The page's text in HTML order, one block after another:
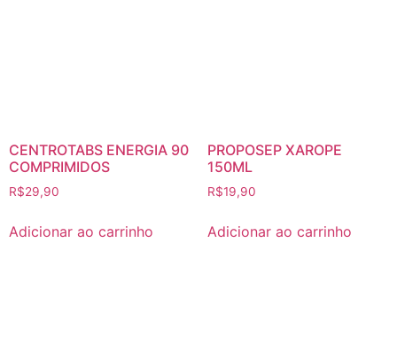
CENTROTABS ENERGIA 90
COMPRIMIDOS
R$29,90
Adicionar ao carrinho
PROPOSEP XAROPE
150ML
R$19,90
Adicionar ao carrinho